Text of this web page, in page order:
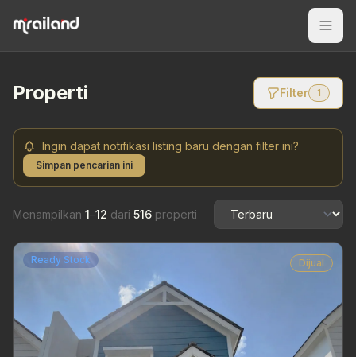
Properti Filter 1
Ingin dapat notifikasi listing baru dengan filter ini?
Simpan pencarian ini
Menampilkan 1–12 dari 516 properti
Ready Stock Dijual